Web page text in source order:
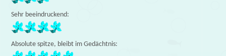
Sehr beeindruckend:
Absolute spitze, bleibt im Gedächtnis: